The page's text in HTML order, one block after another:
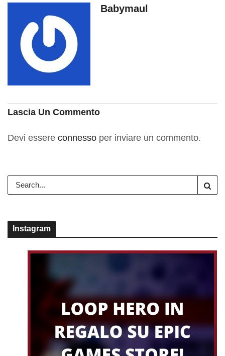
Babymaul
Lascia Un Commento
Devi essere connesso per inviare un commento.
Instagram